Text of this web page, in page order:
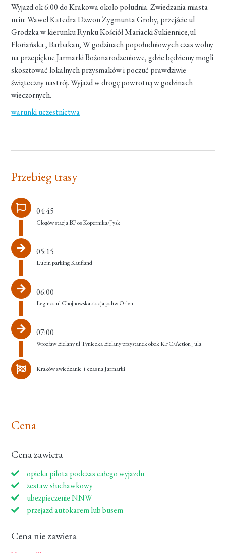
Wyjazd ok 6:00 do Krakowa około południa. Zwiedzania miasta
m.in: Wawel Katedra Dzwon Zygmunta Groby, przejście ul
Grodzka w kierunku Rynku Kościół Mariacki Sukiennice,ul
Floriańska , Barbakan, W godzinach popołudniowych czas wolny
na przepiękne Jarmarki Bożonarodzeniowe, gdzie będziemy mogli
skosztować lokalnych przysmaków i poczuć prawdziwie
świąteczny nastrój. Wyjazd w drogę powrotną w godzinach
wieczornych.
warunki uczestnictwa
Przebieg trasy
04:45
Głogów stacja BP os Kopernika/Jysk
05:15
Lubin parking Kaufland
06:00
Legnica ul Chojnowska stacja paliw Orlen
07:00
Wrocław Bielany ul Tyniecka Bielany przystanek obok KFC/Action Jula
Kraków zwiedzanie + czas na Jarmarki
Cena
Cena zawiera
opieka pilota podczas całego wyjazdu
zestaw słuchawkowy
ubezpieczenie NNW
przejazd autokarem lub busem
Cena nie zawiera